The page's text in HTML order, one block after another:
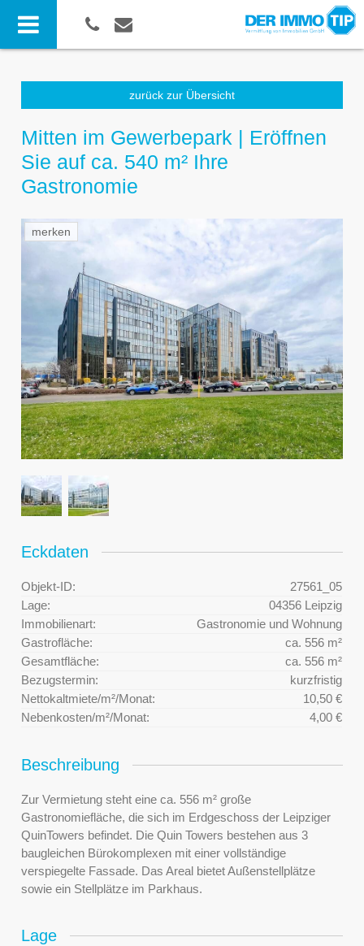
zurück zur Übersicht
Mitten im Gewerbepark | Eröffnen
Sie auf ca. 540 m² Ihre
Gastronomie
merken
Eckdaten
Objekt-ID:
27561_05
Lage:
04356 Leipzig
Immobilienart:
Gastronomie und Wohnung
Gastrofläche:
ca. 556 m²
Gesamtfläche:
ca. 556 m²
Bezugstermin:
kurzfristig
Nettokaltmiete/m²/Monat:
10,50 €
Nebenkosten/m²/Monat:
4,00 €
Beschreibung
Zur Vermietung steht eine ca. 556 m² große
Gastronomiefläche, die sich im Erdgeschoss der Leipziger
QuinTowers befindet. Die Quin Towers bestehen aus 3
baugleichen Bürokomplexen mit einer vollständige
verspiegelte Fassade. Das Areal bietet Außenstellplätze
sowie ein Stellplätze im Parkhaus.
Lage